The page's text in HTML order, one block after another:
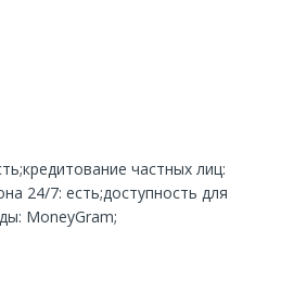
частных лиц:
24/7: есть;доступность для
MoneyGram;